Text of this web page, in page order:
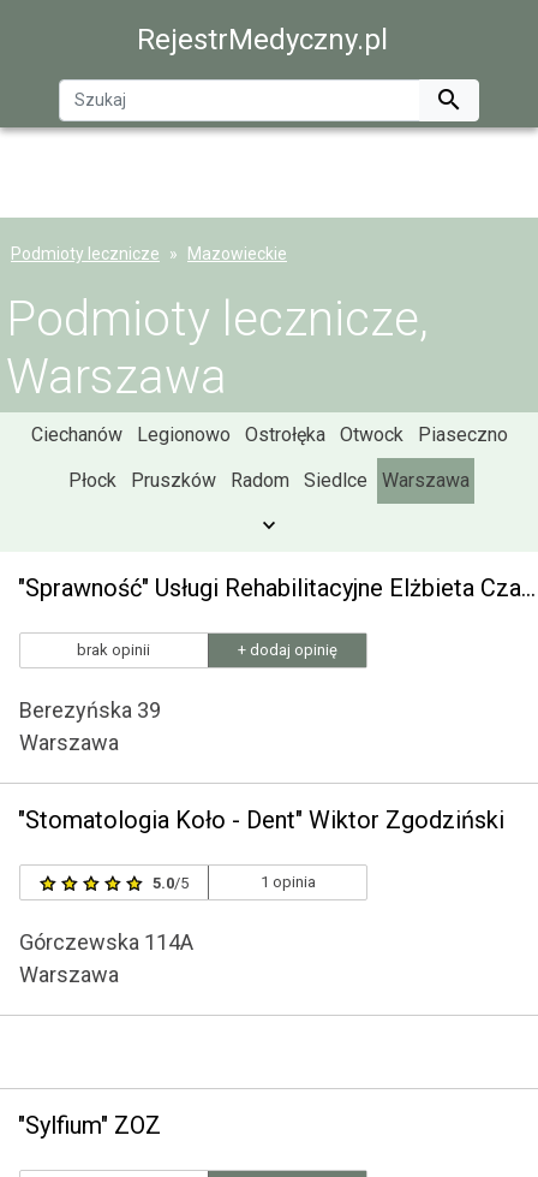
RejestrMedyczny.pl

Podmioty lecznicze Mazowieckie
Podmioty lecznicze,
Warszawa
Ciechanów Legionowo Ostrołęka Otwock
Piaseczno
Płock
Pruszków Radom Siedlce Warszawa
"Sprawność" Usługi Rehabilitacyjne Elżbieta Czaplińska
brak opinii + dodaj opinię
Berezyńska 39
Warszawa
"Stomatologia Koło - Dent" Wiktor Zgodziński
5.0/5 1 opinia
Górczewska 114A
Warszawa
"Sylfium" ZOZ